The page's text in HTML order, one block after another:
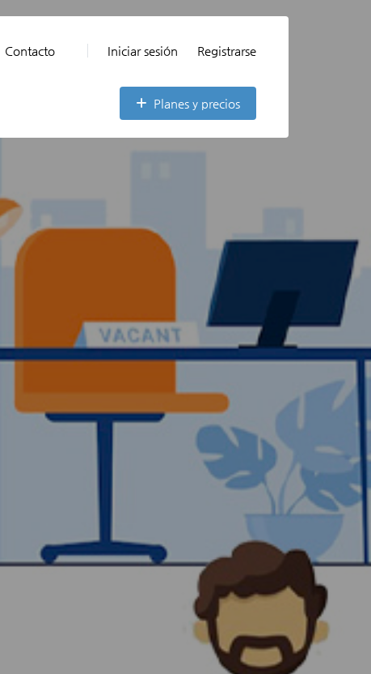
Contacto Iniciar sesión Registrarse
Planes y precios